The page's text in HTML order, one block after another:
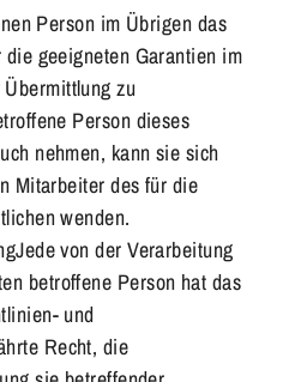
Person im Übrigen das
geeigneten Garantien im
zu
Person dieses
nehmen, kann sie sich
Mitarbeiter des für die
wenden.
von der Verarbeitung
betroffene Person hat das
und
Recht, die